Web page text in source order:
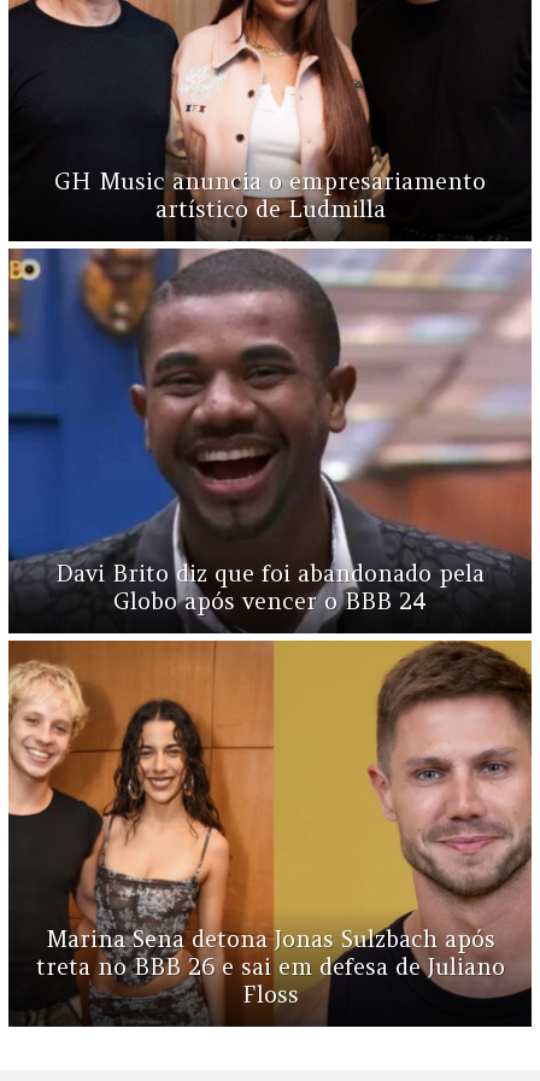
GH Music anuncia o empresariamento
artístico de Ludmilla
Davi Brito diz que foi abandonado pela
Globo após vencer o BBB 24
Marina Sena detona Jonas Sulzbach após
treta no BBB 26 e sai em defesa de Juliano
Floss